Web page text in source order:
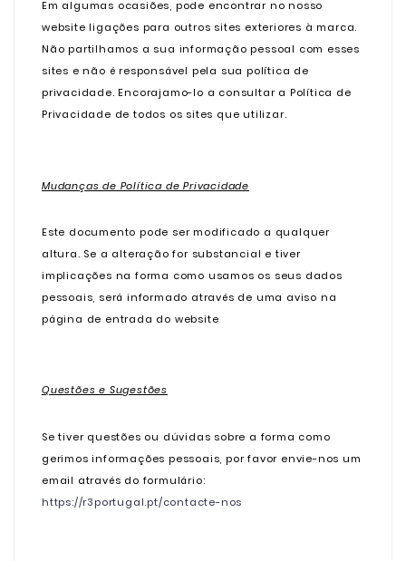
Em algumas ocasiões, pode encontrar no nosso
website ligações para outros sites exteriores à marca.
Não partilhamos a sua informação pessoal com esses
sites e não é responsável pela sua política de
privacidade. Encorajamo-lo a consultar a Política de
Privacidade de todos os sites que utilizar.
Mudanças de Política de Privacidade
Este documento pode ser modificado a qualquer
altura. Se a alteração for substancial e tiver
implicações na forma como usamos os seus dados
pessoais, será informado através de uma aviso na
página de entrada do website
Questões e Sugestões
Se tiver questões ou dúvidas sobre a forma como
gerimos informações pessoais, por favor envie-nos um
email através do formulário:
https://r3portugal.pt/contacte-nos